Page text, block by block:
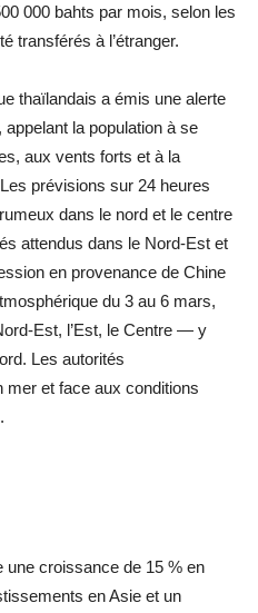
000 bahts par mois, selon les
transférés à l’étranger.
thaïlandais a émis une alerte
la population à se
aux vents forts et à la
prévisions sur 24 heures
dans le nord et le centre
attendus dans le Nord-Est et
en provenance de Chine
du 3 au 6 mars,
Est, l’Est, le Centre — y
Les autorités
mer et face aux conditions
croissance de 15 % en
en Asie et un